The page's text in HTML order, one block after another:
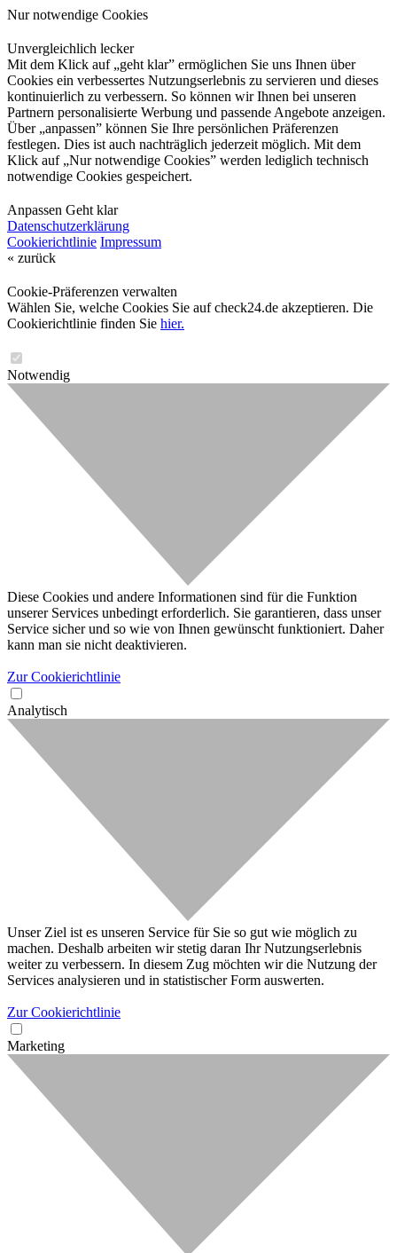
Nur notwendige Cookies
Unvergleichlich lecker
Mit dem Klick auf „geht klar” ermöglichen Sie uns Ihnen über
Cookies ein verbessertes Nutzungserlebnis zu servieren und dieses
kontinuierlich zu verbessern. So können wir Ihnen bei unseren
Partnern personalisierte Werbung und passende Angebote anzeigen.
Über „anpassen” können Sie Ihre persönlichen Präferenzen
festlegen. Dies ist auch nachträglich jederzeit möglich. Mit dem
Klick auf „Nur notwendige Cookies” werden lediglich technisch
notwendige Cookies gespeichert.
Anpassen Geht klar
Datenschutzerklärung
Cookierichtlinie Impressum
« zurück
Cookie-Präferenzen verwalten
Wählen Sie, welche Cookies Sie auf check24.de akzeptieren. Die
Cookierichtlinie finden Sie hier.
Notwendig
Diese Cookies und andere Informationen sind für die Funktion
unserer Services unbedingt erforderlich. Sie garantieren, dass unser
Service sicher und so wie von Ihnen gewünscht funktioniert. Daher
kann man sie nicht deaktivieren.
Zur Cookierichtlinie
Analytisch
Unser Ziel ist es unseren Service für Sie so gut wie möglich zu
machen. Deshalb arbeiten wir stetig daran Ihr Nutzungserlebnis
weiter zu verbessern. In diesem Zug möchten wir die Nutzung der
Services analysieren und in statistischer Form auswerten.
Zur Cookierichtlinie
Marketing